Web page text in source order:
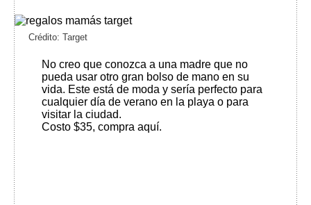
Crédito: Target
No creo que conozca a una madre que no
pueda usar otro gran bolso de mano en su
vida. Este está de moda y sería perfecto para
cualquier día de verano en la playa o para
visitar la ciudad.
Costo $35, compra aquí.